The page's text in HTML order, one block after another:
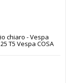
chiaro - Vespa
T5 Vespa COSA